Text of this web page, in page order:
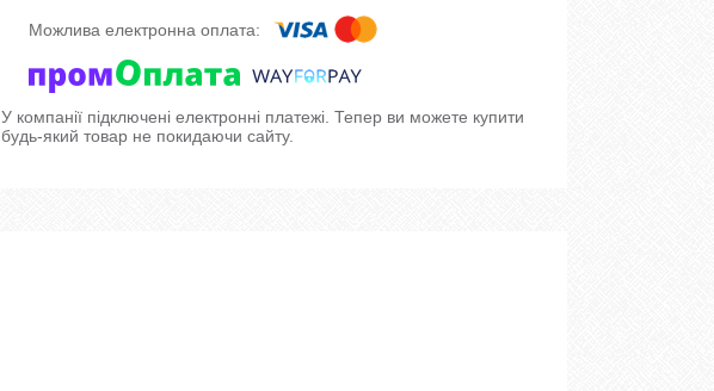
У компанії підключені електронні платежі. Тепер ви можете купити
будь-який товар не покидаючи сайту.